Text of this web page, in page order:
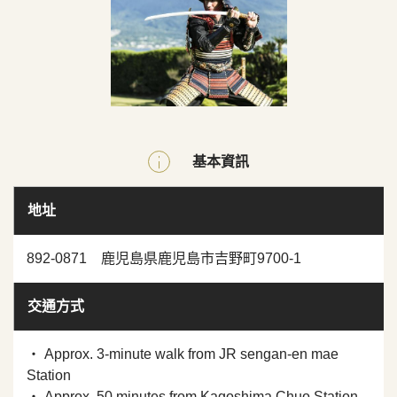
基本資訊
地址
892-0871 鹿児島県鹿児島市吉野町9700-1
交通方式
・ Approx. 3-minute walk from JR sengan-en mae
Station